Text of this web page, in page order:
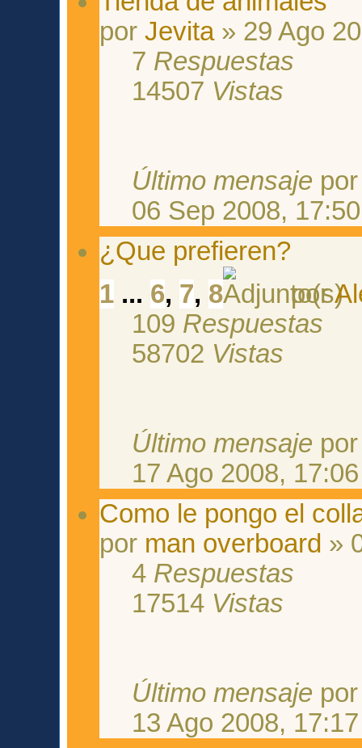
porJevita» 29 Ago
7 Respuestas
14507 Vistas
Último mensaje
06 Sep 2008, 17:50
¿Que prefieren?
1 ... 6, 7, 8 por
109 Respuestas
58702 Vistas
Último mensaje
17 Ago 2008, 17:06
Como le pongo el
por man overboard »
4 Respuestas
17514 Vistas
Último mensaje
13 Ago 2008, 17:17